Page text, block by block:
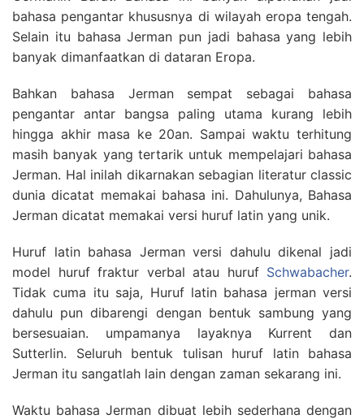
bahasa pengantar khususnya di wilayah eropa tengah.
Selain itu bahasa Jerman pun jadi bahasa yang lebih
banyak dimanfaatkan di dataran Eropa.
Bahkan bahasa Jerman sempat sebagai bahasa
pengantar antar bangsa paling utama kurang lebih
hingga akhir masa ke 20an. Sampai waktu terhitung
masih banyak yang tertarik untuk mempelajari bahasa
Jerman. Hal inilah dikarnakan sebagian literatur classic
dunia dicatat memakai bahasa ini. Dahulunya, Bahasa
Jerman dicatat memakai versi huruf latin yang unik.
Huruf latin bahasa Jerman versi dahulu dikenal jadi
model huruf fraktur verbal atau huruf Schwabacher.
Tidak cuma itu saja, Huruf latin bahasa jerman versi
dahulu pun dibarengi dengan bentuk sambung yang
bersesuaian. umpamanya layaknya Kurrent dan
Sutterlin. Seluruh bentuk tulisan huruf latin bahasa
Jerman itu sangatlah lain dengan zaman sekarang ini.
Waktu bahasa Jerman dibuat lebih sederhana dengan